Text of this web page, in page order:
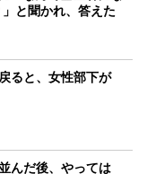
」と聞かれ、答えた
ると、女性部下が
んだ後、やっては